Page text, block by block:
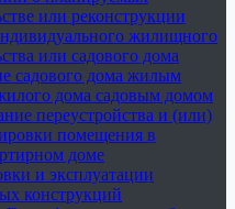
или реконструкции
жилищного
или садового дома
садового дома жилым
дома садовым домом
переустройства и (или)
помещения в
доме
и эксплуатации
конструкций